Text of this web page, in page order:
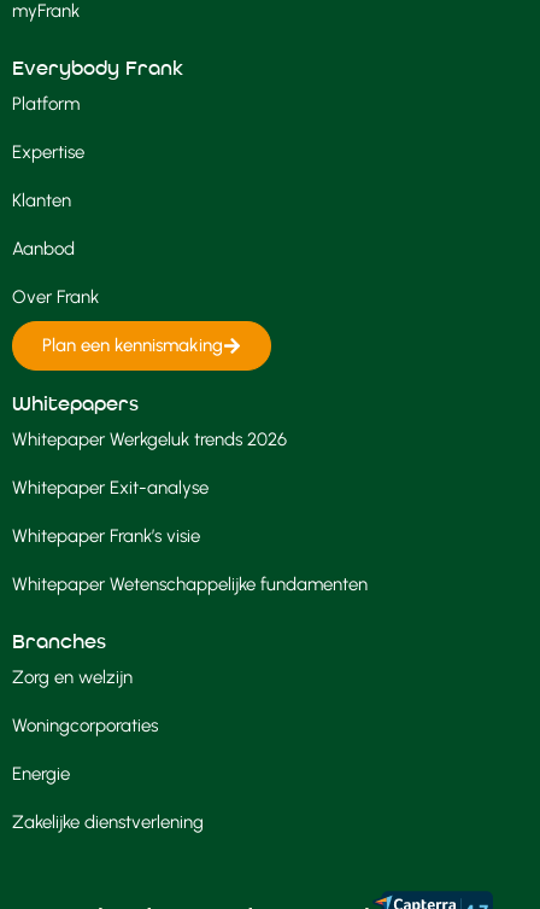
myFrank
Everybody Frank
Platform
Expertise
Klanten
Aanbod
Over Frank
Plan een kennismaking
Whitepapers
Whitepaper Werkgeluk trends 2026
Whitepaper Exit-analyse
Whitepaper Frank’s visie
Whitepaper Wetenschappelijke fundamenten
Branches
Zorg en welzijn
Woningcorporaties
Energie
Zakelijke dienstverlening